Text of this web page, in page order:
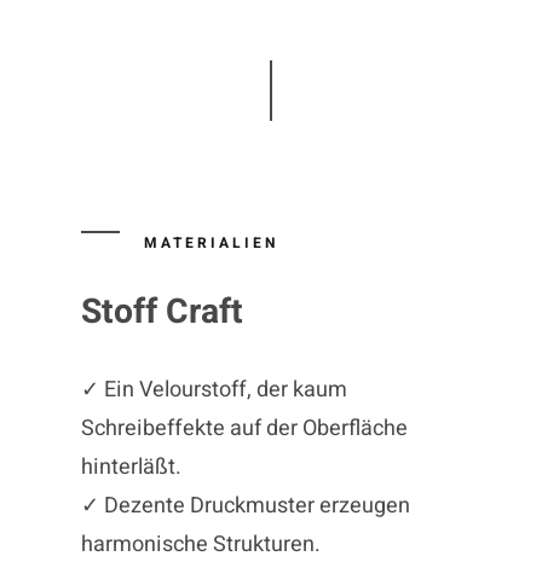
MATERIALIEN
Stoff Craft
✓ Ein Velourstoff, der kaum
Schreibeffekte auf der Oberfläche
hinterläßt.
✓ Dezente Druckmuster erzeugen
harmonische Strukturen.